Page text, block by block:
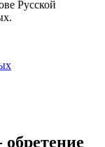
Русской